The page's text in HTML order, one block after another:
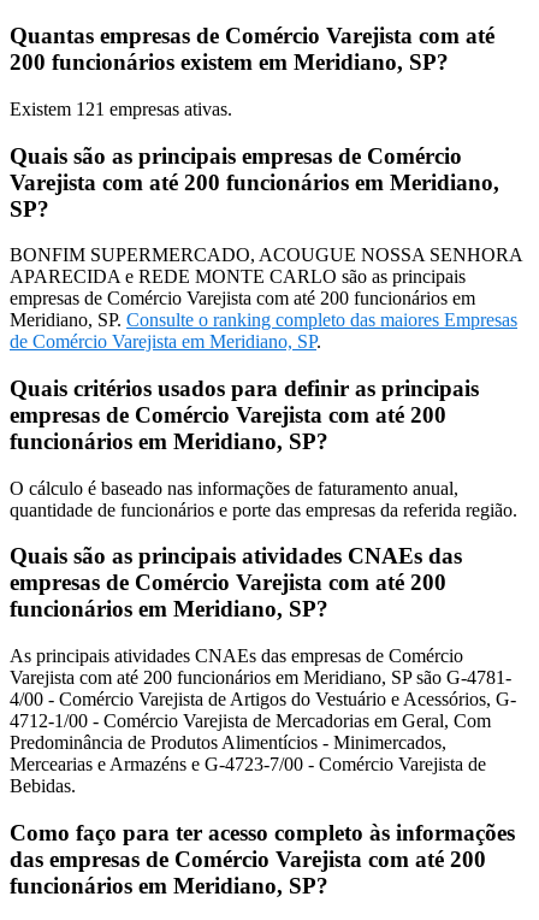
Quantas empresas de Comércio Varejista com até
200 funcionários existem em Meridiano, SP?
Existem 121 empresas ativas.
Quais são as principais empresas de Comércio
Varejista com até 200 funcionários em Meridiano,
SP?
BONFIM SUPERMERCADO, ACOUGUE NOSSA SENHORA
APARECIDA e REDE MONTE CARLO são as principais
empresas de Comércio Varejista com até 200 funcionários em
Meridiano, SP. Consulte o ranking completo das maiores Empresas
de Comércio Varejista em Meridiano, SP.
Quais critérios usados para definir as principais
empresas de Comércio Varejista com até 200
funcionários em Meridiano, SP?
O cálculo é baseado nas informações de faturamento anual,
quantidade de funcionários e porte das empresas da referida região.
Quais são as principais atividades CNAEs das
empresas de Comércio Varejista com até 200
funcionários em Meridiano, SP?
As principais atividades CNAEs das empresas de Comércio
Varejista com até 200 funcionários em Meridiano, SP são G-4781-
4/00 - Comércio Varejista de Artigos do Vestuário e Acessórios, G-
4712-1/00 - Comércio Varejista de Mercadorias em Geral, Com
Predominância de Produtos Alimentícios - Minimercados,
Mercearias e Armazéns e G-4723-7/00 - Comércio Varejista de
Bebidas.
Como faço para ter acesso completo às informações
das empresas de Comércio Varejista com até 200
funcionários em Meridiano, SP?